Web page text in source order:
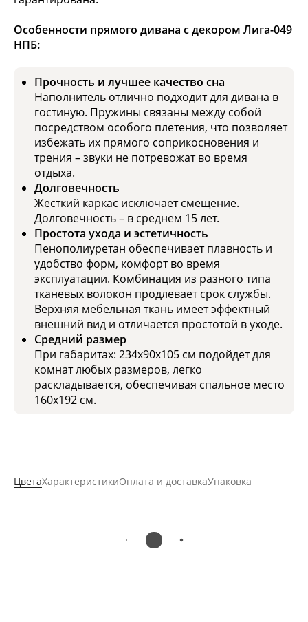
Особенности прямого дивана с декором Лига-049
НПБ:
Прочность и лучшее качество сна
Наполнитель отлично подходит для дивана в
гостиную. Пружины связаны между собой
посредством особого плетения, что позволяет
избежать их прямого соприкосновения и
трения – звуки не потревожат во время
отдыха.
Долговечность
Жесткий каркас исключает смещение.
Долговечность – в среднем 15 лет.
Простота ухода и эстетичность
Пенополиуретан обеспечивает плавность и
удобство форм, комфорт во время
эксплуатации. Комбинация из разного типа
тканевых волокон продлевает срок службы.
Верхняя мебельная ткань имеет эффектный
внешний вид и отличается простотой в уходе.
Средний размер
При габаритах: 234x90x105 см подойдет для
комнат любых размеров, легко
раскладывается, обеспечивая спальное место
160x192 см.
ЦветаХарактеристикиОплата и доставкаУпаковка